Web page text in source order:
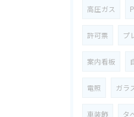
高圧ガス
許可票 プ
案内看板
電照 ガラ
車装飾 タ